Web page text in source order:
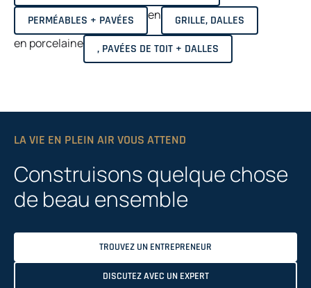
PERMÉABLES + PAVÉES
en GRILLE, DALLES
en porcelaine , PAVÉES DE TOIT + DALLES
LA VIE EN PLEIN AIR VOUS ATTEND
Construisons quelque chose
de beau ensemble
TROUVEZ UN ENTREPRENEUR
DISCUTEZ AVEC UN EXPERT